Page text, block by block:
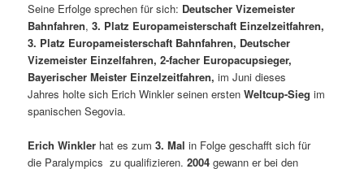
Seine Erfolge sprechen für sich: Deutscher Vizemeister
Bahnfahren,3. Platz Europameisterschaft Einzelzeitfahren,
3. Platz Europameisterschaft Bahnfahren, Deutscher
Vizemeister Einzelfahren, 2-facher Europacupsieger,
Bayerischer Meister Einzelzeitfahren, im Juni dieses
Jahres holte sich Erich Winkler seinen erstenWeltcup-Sieg im
spanischen Segovia.
Erich Winkler hat es zum 3. Mal in Folge geschafft sich für
die Paralympics zu qualifizieren.2004 gewann er bei den